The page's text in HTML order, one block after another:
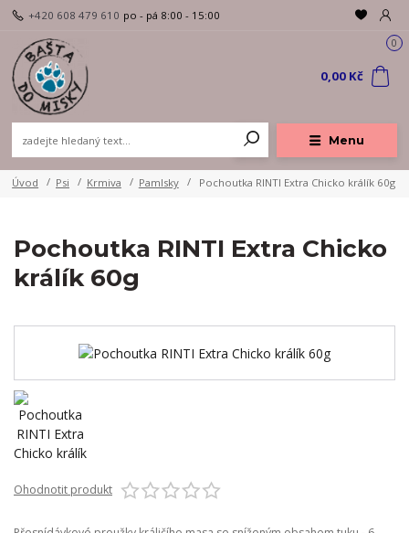
Menu
+420 608 479 610 po - pá 8:00 - 15:00
0
0,00 Kč
Úvod Psi Krmiva Pamlsky Pochoutka RINTI Extra Chicko králík 60g
Pochoutka RINTI Extra Chicko
králík 60g
Ohodnotit produkt